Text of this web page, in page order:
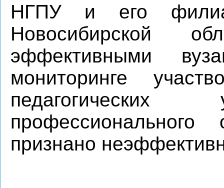
НГПУ и его
Новосибирской
эффективными
мониторинге
признано